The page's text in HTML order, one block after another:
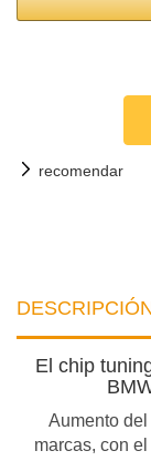
recomendar
El chip
Aumento
marcas, con